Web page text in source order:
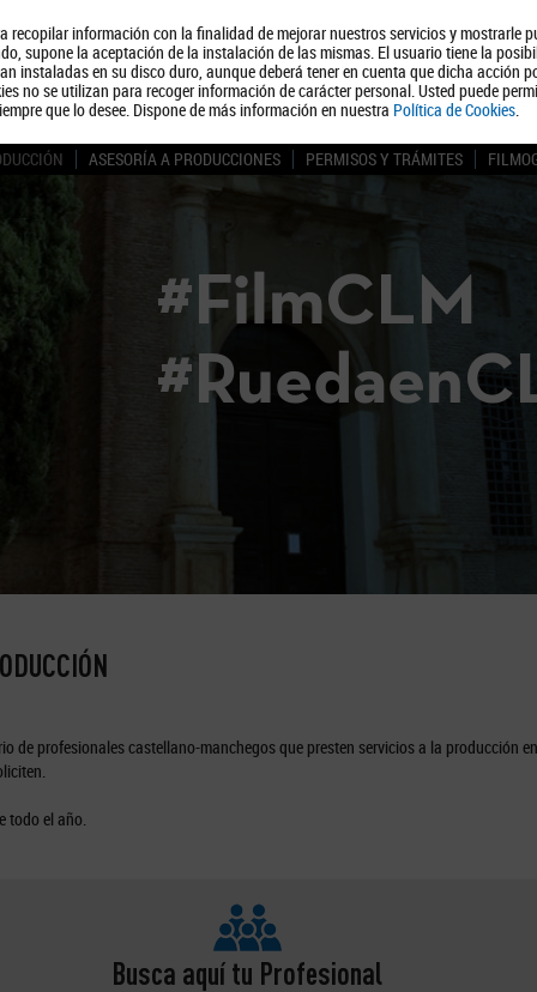
recopilar información con la finalidad de mejorar nuestros servicios y mostrarle
supone la aceptación de la instalación de las mismas. El usuario tiene la
instaladas en su disco duro, aunque deberá tener en cuenta que dicha acción
no se utilizan para recoger información de carácter personal. Usted puede
que lo desee. Dispone de más información en nuestra Política de Cookies.
Quiénes somos Turismo Política
ASESORÍA A PRODUCCIONES PERMISOS Y TRÁMITES
#FilmCLM
de profesionales castellano-manchegos que presten servicios a la producción
todo el año.
Busca aquí tu Profesional